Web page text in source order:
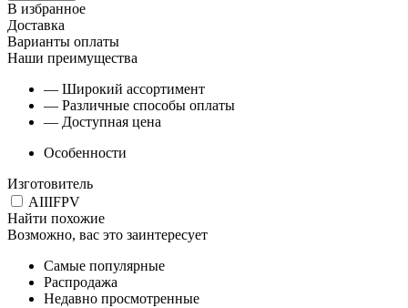
В избранное
Доставка
Варианты оплаты
Наши преимущества
— Широкий ассортимент
— Различные способы оплаты
— Доступная цена
Особенности
Изготовитель
AIIIFPV
Найти похожие
Возможно, вас это заинтересует
Самые популярные
Распродажа
Недавно просмотренные